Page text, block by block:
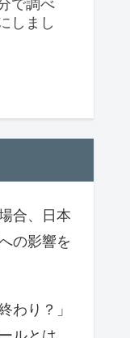
で調べ
しまし
合、日本
の影響を
わり？」